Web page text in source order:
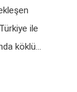
ile
köklü…